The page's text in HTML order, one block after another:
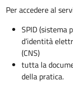
Per accedere al
SPID (sistema
d’identità
(CNS)
tutta la
della pratica.